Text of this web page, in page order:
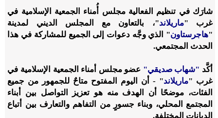
شارَك في تنظيم الفعالية مجلس أُمناء الجمعية الإسلامية في
غرب "ماريلاند"، بالتعاون مع المجلس الديني لمدينة
"هاجرستاون" الذي وجَّه دعوات إلى الجميع للمشاركة في هذا
الحدث المجتمعي.
أكَّد "شهاب صديقي" عضو مجلس أمناء الجمعية الإسلامية في
غرب "ماريلاند" - أن اليوم المفتوح متاحٌ للجمهور من جميع
الفئات، موضحًا أن الهدف منه هو تعزيز التواصل بين أبناء
المجتمع المحلي، وبناء جسورٍ من التفاهم والتعارف بين أتباع
الديانات المختلفة.